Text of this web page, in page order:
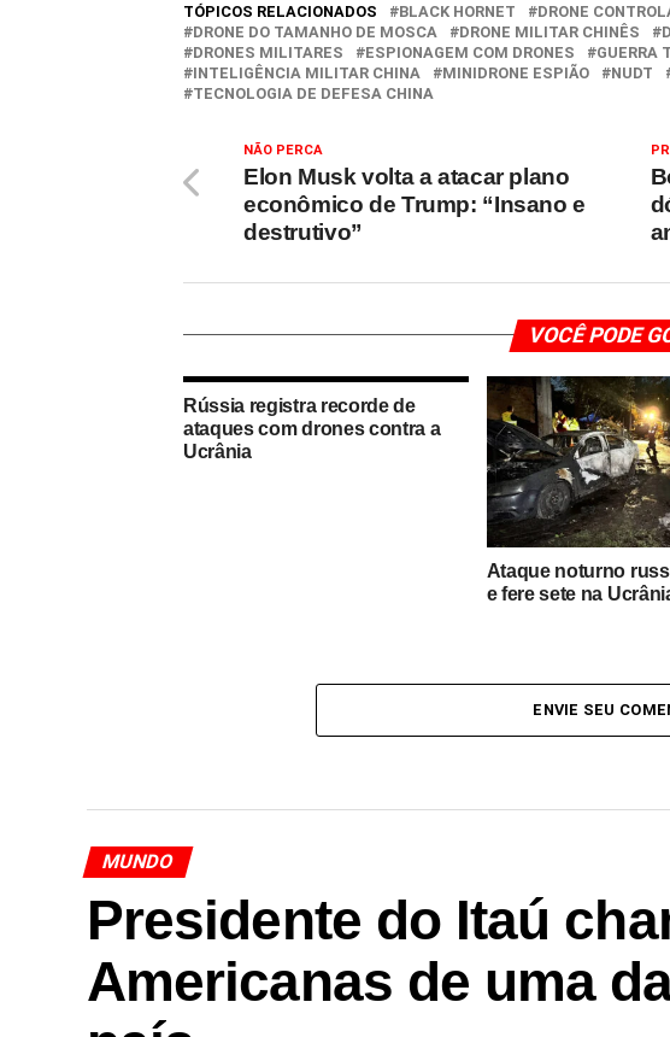
TÓPICOS RELACIONADOS BLACK HORNET
DRONE
DRONE DO TAMANHO DE MOSCA
DRONE MILITAR CHINÊS
DRONES MILITARES
ESPIONAGEM COM DRONES GUERRA
INTELIGÊNCIA MILITAR CHINA
MINIDRONE ESPIÃO NUDT
TECNOLOGIA DE DEFESA CHINA
NÃO PERCA
Elon Musk volta a atacar plano
econômico de Trump: “Insano e
destrutivo”
VOCÊ PODE
Rússia registra recorde de
ataques com drones contra a
Ucrânia
Ataque noturno
e fere sete na
ENVIE SEU
MUNDO
Presidente do Itaú
Americanas de uma